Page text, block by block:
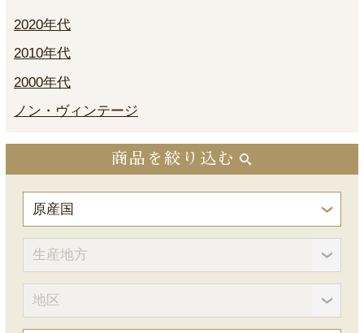
2020年代
2010年代
2000年代
ノン・ヴィンテージ
商品を絞り込む